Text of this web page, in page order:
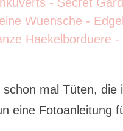
mal Tüten,
eine Fotoanleitung